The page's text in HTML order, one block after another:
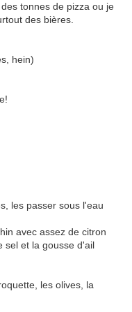
tonnes de pizza ou je
des bières.
hein)
les passer sous l'eau
avec assez de citron
sel et la gousse d'ail
les olives, la